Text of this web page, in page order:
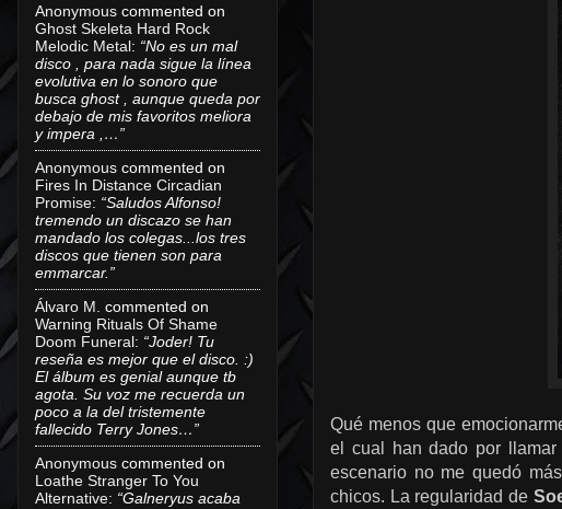
Qué menos que
el cual han dado por llamar
escenario no me quedó
chicos. La regularidad de
Anonymous commented on
Ghost Skeleta Hard Rock
Melodic Metal: “No es un mal
disco , para nada sigue la línea
evolutiva en lo sonoro que
busca ghost , aunque queda por
debajo de mis favoritos meliora
y impera ,…”
Anonymous commented on
Fires In Distance Circadian
Promise: “Saludos Alfonso!
tremendo un discazo se han
mandado los colegas...los tres
discos que tienen son para
emmarcar.”
Álvaro M. commented on
Warning Rituals Of Shame
Doom Funeral: “Joder! Tu
reseña es mejor que el disco. :)
El álbum es genial aunque tb
agota. Su voz me recuerda un
poco a la del tristemente
fallecido Terry Jones…”
Anonymous commented on
Loathe Stranger To You
Alternative: “Galneryus acaba